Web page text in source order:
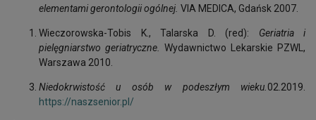
elementami gerontologii ogólnej. VIA MEDICA, Gdańsk 2007.
Wieczorowska-Tobis K., Talarska D. (red): Geriatria i
pielęgniarstwo geriatryczne.
Wydawnictwo Lekarskie PZWL,
Warszawa 2010.
Niedokrwistość u osób w podeszłym wieku. 02.2019.
https://naszsenior.pl/